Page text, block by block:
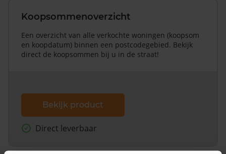
Koopsommenoverzicht
Een overzicht van alle verkochte woningen (koopsom
en koopdatum) binnen een postcodegebied. Bekijk
direct de koopsommen bij u in de straat!
Bekijk product
Direct leverbaar